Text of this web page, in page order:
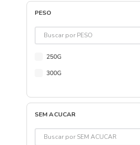
QUAKER
SIAMAR
YOKI
PESO
250G
300G
SEM ACUCAR